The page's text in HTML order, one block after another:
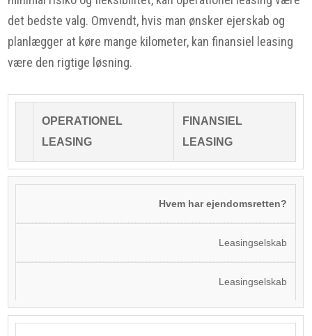
det bedste valg. Omvendt, hvis man ønsker ejerskab og
planlægger at køre mange kilometer, kan finansiel leasing
være den rigtige løsning.
OPERATIONEL
LEASING
FINANSIEL
LEASING
Hvem har ejendomsretten?
Leasingselskab
Leasingselskab